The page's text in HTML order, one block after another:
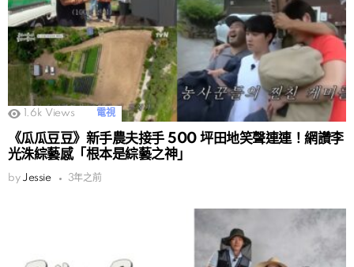
1.6k Views 電視
《瓜瓜豆豆》新手農夫接手 500 坪田地笑聲連連！網讚李
光洙綜藝感「根本是綜藝之神」
by Jessie 3年之前